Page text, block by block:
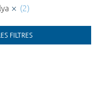
(2)
FILTRES